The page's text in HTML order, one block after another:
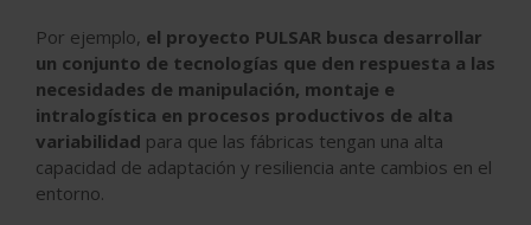
Por ejemplo, el proyecto PULSAR busca desarrollar
un conjunto de tecnologías que den respuesta a las
necesidades de manipulación, montaje e
intralogística en procesos productivos de alta
variabilidad para que las fábricas tengan una alta
capacidad de adaptación y resiliencia ante cambios en el
entorno.